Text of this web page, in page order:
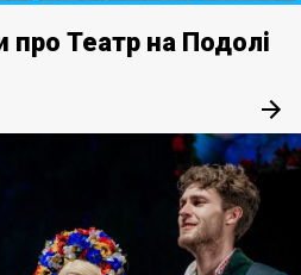
про Театр на Подолі